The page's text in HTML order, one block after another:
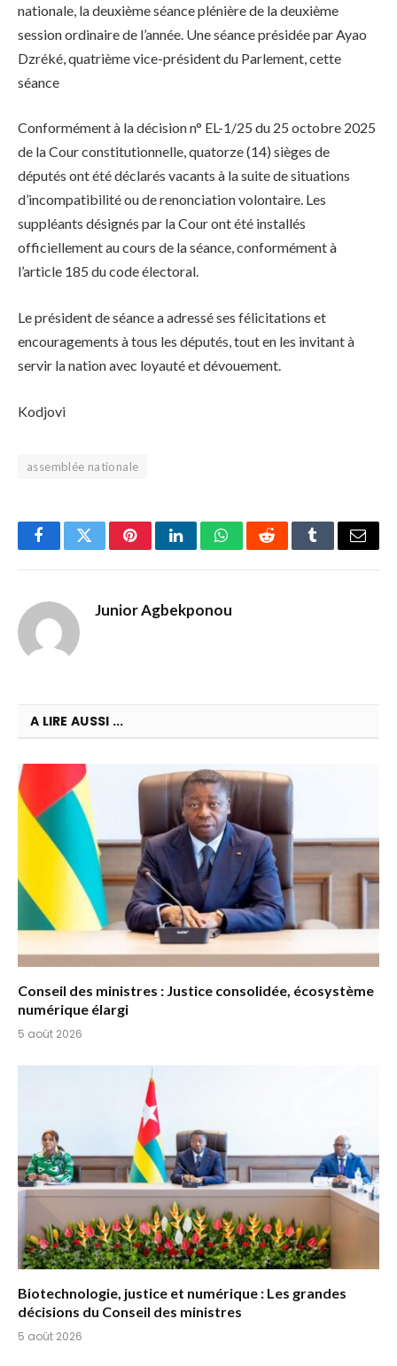
nationale, la deuxième séance plénière de la deuxième
session ordinaire de l’année. Une séance présidée par Ayao
Dzréké, quatrième vice-président du Parlement, cette
séance
Conformément à la décision n° EL-1/25 du 25 octobre 2025
de la Cour constitutionnelle, quatorze (14) sièges de
députés ont été déclarés vacants à la suite de situations
d’incompatibilité ou de renonciation volontaire. Les
suppléants désignés par la Cour ont été installés
officiellement au cours de la séance, conformément à
l’article 185 du code électoral.
Le président de séance a adressé ses félicitations et
encouragements à tous les députés, tout en les invitant à
servir la nation avec loyauté et dévouement.
Kodjovi
assemblée nationale
FacebookTwitterPinterestLinkedInWhatsAppRedditTumblrEmail
Junior Agbekponou
A LIRE AUSSI ...
Conseil des ministres : Justice consolidée, écosystème
numérique élargi
5 août 2026
Biotechnologie, justice et numérique : Les grandes
décisions du Conseil des ministres
5 août 2026